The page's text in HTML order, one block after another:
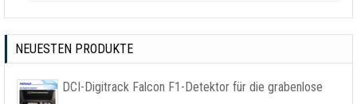
NEUESTEN PRODUKTE
DCI-Digitrack Falcon F1-Detektor für die grabenlose